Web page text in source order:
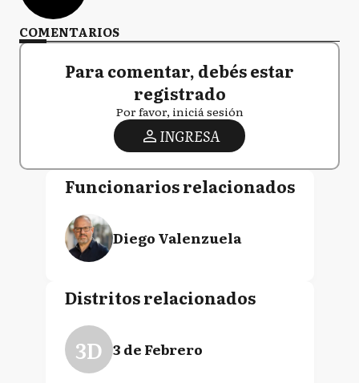
COMENTARIOS
Para comentar, debés estar
registrado
Por favor, iniciá sesión
INGRESA
Funcionarios relacionados
Diego Valenzuela
Distritos relacionados
3D 3 de Febrero